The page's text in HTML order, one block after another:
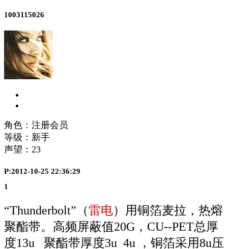
1003115026
角色：注册会员
等级：新手
声望： 23
P:2012-10-25 22:36:29
1
“Thunderbolt”（雷电）用铜箔麦拉，热熔
聚酯带。高频屏蔽值20G，CU--PET总厚
度13u 聚酯带厚度3u 4u ，铜箔采用8u压